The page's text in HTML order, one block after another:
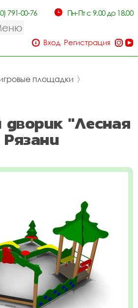
791-00-76 Пн-Пт с 9.00 до 18.00
Вход Регистрация
площадки 〉
"Лесная